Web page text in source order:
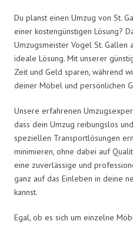
Du planst einen Umzug von St.
einer kostengünstigen Lösung?
Umzugsmeister Vogel St. Gallen
ideale Lösung. Mit unserer
Zeit und Geld sparen, während
deiner Möbel und persönlichen
Unsere erfahrenen
dass dein Umzug reibungslos
speziellen Transportlösungen
minimieren, ohne dabei auf
eine zuverlässige und
ganz auf das Einleben in deine
kannst.
Egal, ob es sich um einzelne